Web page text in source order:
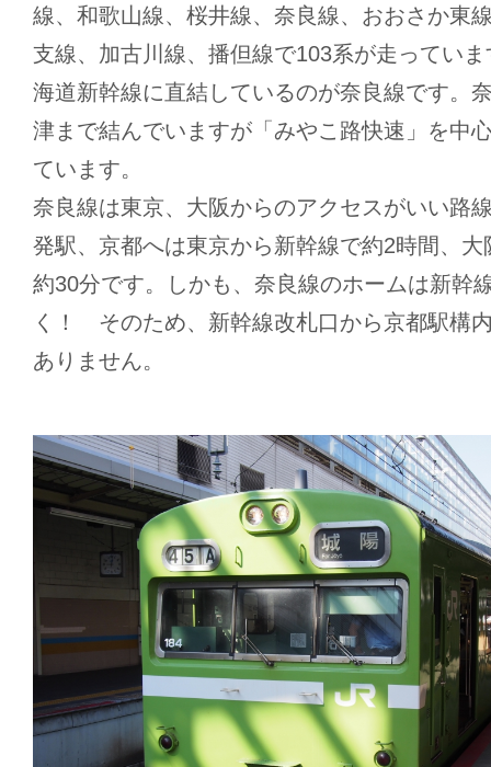
線、和歌山線、桜井線、奈良線、おおさか東
支線、加古川線、播但線で103系が走ってい
海道新幹線に直結しているのが奈良線です。
津まで結んでいますが「みやこ路快速」を中
ています。
奈良線は東京、大阪からのアクセスがいい路
発駅、京都へは東京から新幹線で約2時間、
約30分です。しかも、奈良線のホームは新幹
く！ そのため、新幹線改札口から京都駅構
ありません。